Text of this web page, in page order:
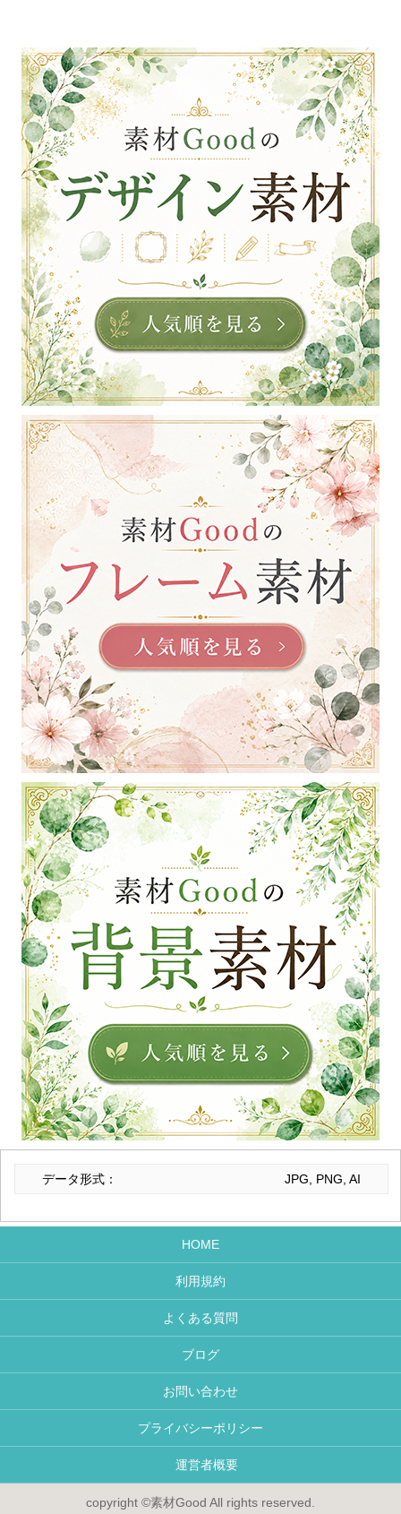
データ形式： JPG, PNG, AI
HOME
利用規約
よくある質問
ブログ
お問い合わせ
プライバシーポリシー
運営者概要
copyright ©素材Good All rights reserved.